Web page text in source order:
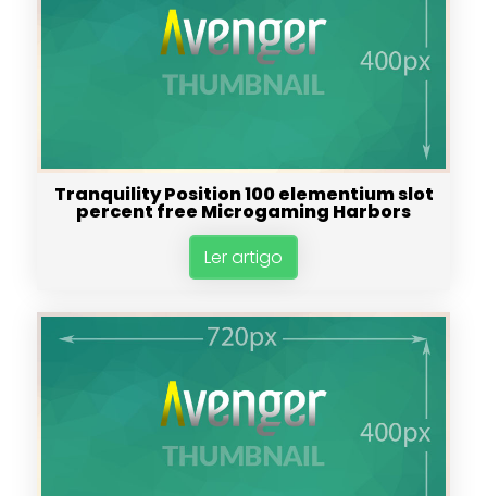
Tranquility Position 100 elementium slot
percent free Microgaming Harbors
Ler artigo